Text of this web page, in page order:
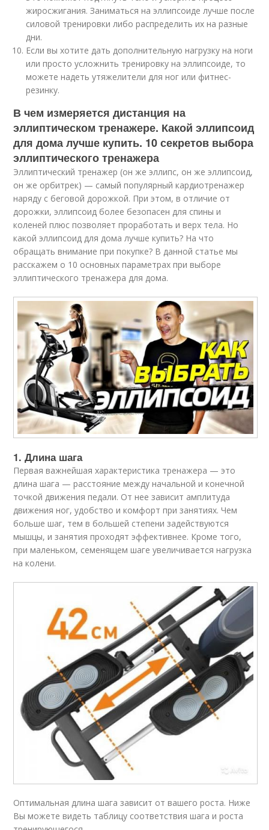
жиросжигания. Заниматься на эллипсоиде лучше после
силовой тренировки либо распределить их на разные
дни.
Если вы хотите дать дополнительную нагрузку на ноги
или просто усложнить тренировку на эллипсоиде, то
можете надеть утяжелители для ног или фитнес-
резинку.
В чем измеряется дистанция на
эллиптическом тренажере. Какой эллипсоид
для дома лучше купить. 10 секретов выбора
эллиптического тренажера
Эллиптический тренажер (он же эллипс, он же эллипсоид,
он же орбитрек) — самый популярный кардиотренажер
наряду с беговой дорожкой. При этом, в отличие от
дорожки, эллипсоид более безопасен для спины и
коленей плюс позволяет проработать и верх тела. Но
какой эллипсоид для дома лучше купить? На что
обращать внимание при покупке? В данной статье мы
расскажем о 10 основных параметрах при выборе
эллиптического тренажера для дома.
1. Длина шага
Первая важнейшая характеристика тренажера — это
длина шага — расстояние между начальной и конечной
точкой движения педали. От нее зависит амплитуда
движения ног, удобство и комфорт при занятиях. Чем
больше шаг, тем в большей степени задействуются
мышцы, и занятия проходят эффективнее. Кроме того,
при маленьком, семенящем шаге увеличивается нагрузка
на колени.
Оптимальная длина шага зависит от вашего роста. Ниже
Вы можете видеть таблицу соответствия шага и роста